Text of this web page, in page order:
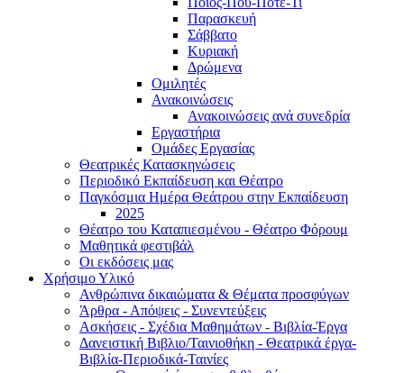
Παρασκευή
Σάββατο
Κυριακή
Δρώμενα
Ομιλητές
Ανακοινώσεις
Ανακοινώσεις ανά συνεδρία
Εργαστήρια
Ομάδες Εργασίας
Θεατρικές Κατασκηνώσεις
Περιοδικό Εκπαίδευση και Θέατρο
Παγκόσμια Ημέρα Θεάτρου στην Εκπαίδευση
2025
Θέατρο του Καταπιεσμένου - Θέατρο Φόρουμ
Μαθητικά φεστιβάλ
Οι εκδόσεις μας
Χρήσιμο Υλικό
Ανθρώπινα δικαιώματα & Θέματα προσφύγων
Άρθρα - Απόψεις - Συνεντεύξεις
Ασκήσεις - Σχέδια Μαθημάτων - Βιβλία-Έργα
Δανειστική Βιβλιο/Ταινιοθήκη - Θεατρικά έργα-
Βιβλία-Περιοδικά-Ταινίες